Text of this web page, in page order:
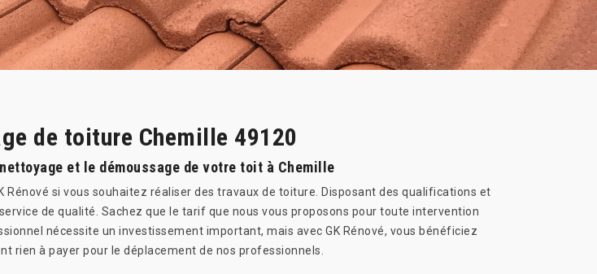
de toiture Chemille 49120
et le démoussage de votre toit à Chemille
si vous souhaitez réaliser des travaux de toiture. Disposant des qualifications et
de qualité. Sachez que le tarif que nous vous proposons pour toute intervention
nécessite un investissement important, mais avec GK Rénové, vous bénéficiez
rien à payer pour le déplacement de nos professionnels.